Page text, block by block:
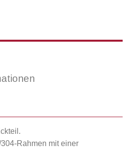
Rahmen mit einer